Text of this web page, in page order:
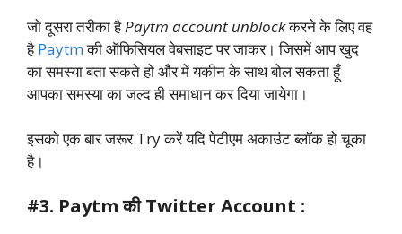
जो दूसरा तरीका हैPaytm account unblockकरने के लिए वह
हैPaytmकी ऑफिसियल वेबसाइट पर जाकर। जिसमें आप खुद
का समस्या बता सकते हो और में यकीन के साथ बोल सकता हूँ
आपका समस्या का जल्द ही समाधान कर दिया जायेगा।
इसको एक बार जरूर Try करें यदि पेटीएम अकाउंट ब्लॉक हो चूका
है।
#3. Paytm की Twitter Account :